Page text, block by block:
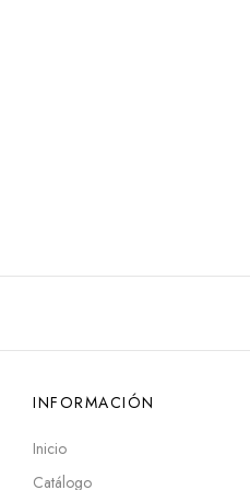
INFORMACIÓN
Inicio
Catálogo